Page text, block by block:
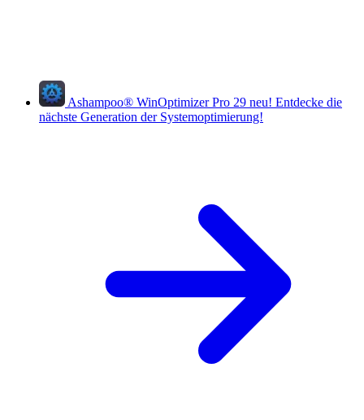
Ashampoo® WinOptimizer Pro 29 neu! Entdecke die
nächste Generation der Systemoptimierung!